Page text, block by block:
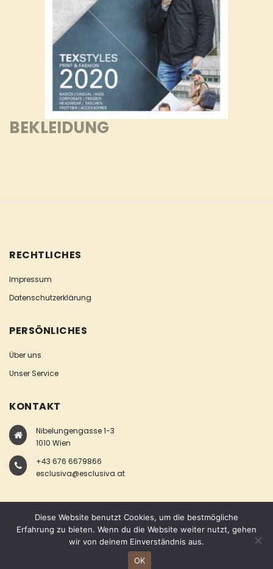
BEKLEIDUNG
RECHTLICHES
Impressum
Datenschutzerklärung
PERSÖNLICHES
Über uns
Unser Service
KONTAKT
Nibelungengasse 1-3
1010 Wien
+43 676 6679866
esclusiva@esclusiva.at
COPYRIGHT © ESCLUSIVA
Diese Website benutzt Cookies, um die bestmögliche
Erfahrung zu bieten. Wenn du die Website weiter nutzt, gehen
wir von deinem Einverständnis aus.
OK